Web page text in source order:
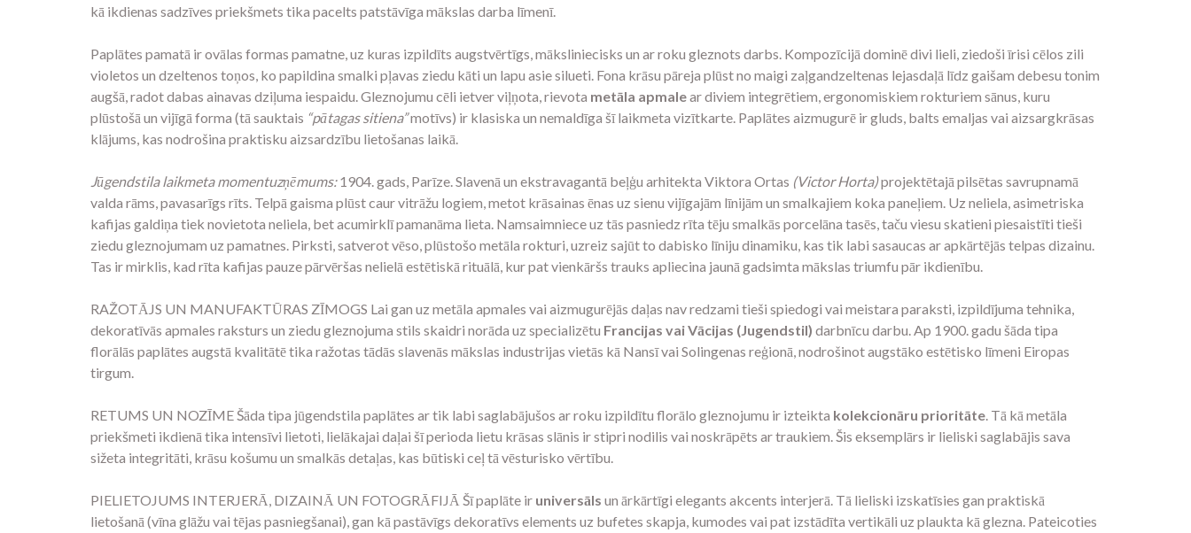
kā ikdienas sadzīves priekšmets tika pacelts patstāvīga mākslas darba līmenī.
Paplātes pamatā ir ovālas formas pamatne, uz kuras izpildīts augstvērtīgs, māksliniecisks un ar roku gleznots darbs. Kompozīcijā dominē divi lieli, ziedoši īrisi cēlos zili
violetos un dzeltenos toņos, ko papildina smalki pļavas ziedu kāti un lapu asie silueti. Fona krāsu pāreja plūst no maigi zaļgandzeltenas lejasdaļā līdz gaišam debesu tonim
augšā, radot dabas ainavas dziļuma iespaidu. Gleznojumu cēli ietver viļņota, rievota metāla apmalear diviem integrētiem, ergonomiskiem rokturiem sānus, kuru
plūstošā un vijīgā forma (tā sauktais “pātagas sitiena”motīvs) ir klasiska un nemaldīga šī laikmeta vizītkarte. Paplātes aizmugurē ir gluds, balts emaljas vai aizsargkrāsas
klājums, kas nodrošina praktisku aizsardzību lietošanas laikā.
Jūgendstila laikmeta momentuzņēmums:1904. gads, Parīze. Slavenā un ekstravagantā beļģu arhitekta Viktora Ortas (Victor Horta)projektētajā pilsētas savrupnamā
valda rāms, pavasarīgs rīts. Telpā gaisma plūst caur vitrāžu logiem, metot krāsainas ēnas uz sienu vijīgajām līnijām un smalkajiem koka paneļiem. Uz neliela, asimetriska
kafijas galdiņa tiek novietota neliela, bet acumirklī pamanāma lieta. Namsaimniece uz tās pasniedz rīta tēju smalkās porcelāna tasēs, taču viesu skatieni piesaistīti tieši
ziedu gleznojumam uz pamatnes. Pirksti, satverot vēso, plūstošo metāla rokturi, uzreiz sajūt to dabisko līniju dinamiku, kas tik labi sasaucas ar apkārtējās telpas dizainu.
Tas ir mirklis, kad rīta kafijas pauze pārvēršas nelielā estētiskā rituālā, kur pat vienkāršs trauks apliecina jaunā gadsimta mākslas triumfu pār ikdienību.
RAŽOTĀJS UN MANUFAKTŪRAS ZĪMOGS Lai gan uz metāla apmales vai aizmugurējās daļas nav redzami tieši spiedogi vai meistara paraksti, izpildījuma tehnika,
dekoratīvās apmales raksturs un ziedu gleznojuma stils skaidri norāda uz specializētu Francijas vai Vācijas (Jugendstil) darbnīcu darbu. Ap 1900. gadu šāda tipa
florālās paplātes augstā kvalitātē tika ražotas tādās slavenās mākslas industrijas vietās kā Nansī vai Solingenas reģionā, nodrošinot augstāko estētisko līmeni Eiropas
tirgum.
RETUMS UN NOZĪME Šāda tipa jūgendstila paplātes ar tik labi saglabājušos ar roku izpildītu florālo gleznojumu ir izteikta kolekcionāru prioritāte. Tā kā metāla
priekšmeti ikdienā tika intensīvi lietoti, lielākajai daļai šī perioda lietu krāsas slānis ir stipri nodilis vai noskrāpēts ar traukiem. Šis eksemplārs ir lieliski saglabājis sava
sižeta integritāti, krāsu košumu un smalkās detaļas, kas būtiski ceļ tā vēsturisko vērtību.
PIELIETOJUMS INTERJERĀ, DIZAINĀ UN FOTOGRĀFIJĀ Šī paplāte ir universāls un ārkārtīgi elegants akcents interjerā. Tā lieliski izskatīsies gan praktiskā
lietošanā (vīna glāžu vai tējas pasniegšanai), gan kā pastāvīgs dekoratīvs elements uz bufetes skapja, kumodes vai pat izstādīta vertikāli uz plaukta kā glezna. Pateicoties